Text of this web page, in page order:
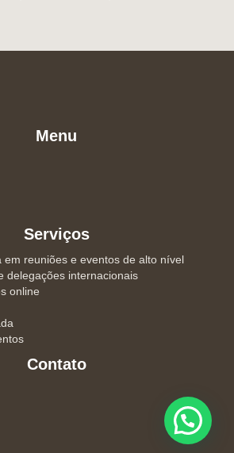
Menu
Serviços
em reuniões e eventos de alto nível
delegações internacionais
online
Contato